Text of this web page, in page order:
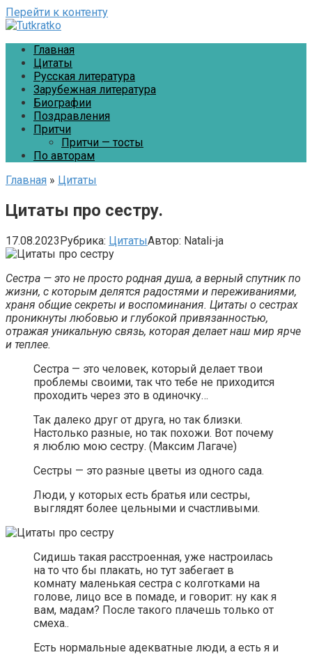
Перейти к контенту
Главная
Цитаты
Русская литература
Зарубежная литература
Биографии
Поздравления
Притчи
Притчи — тосты
По авторам
Главная » Цитаты
Цитаты про сестру.
17.08.2023Рубрика: ЦитатыАвтор: Natali-ja
Сестра — это не просто родная душа, а верный спутник по
жизни, с которым делятся радостями и переживаниями,
храня общие секреты и воспоминания. Цитаты о сестрах
проникнуты любовью и глубокой привязанностью,
отражая уникальную связь, которая делает наш мир ярче
и теплее.
Сестра — это человек, который делает твои
проблемы своими, так что тебе не приходится
проходить через это в одиночку…
Так далеко друг от друга, но так близки.
Настолько разные, но так похожи. Вот почему
я люблю мою сестру. (Максим Лагаче)
Сестры — это разные цветы из одного сада.
Люди, у которых есть братья или сестры,
выглядят более цельными и счастливыми.
Сидишь такая расстроенная, уже настроилась
на то что бы плакать, но тут забегает в
комнату маленькая сестра с колготками на
голове, лицо все в помаде, и говорит: ну как я
вам, мадам? После такого плачешь только от
смеха..
Есть нормальные адекватные люди, а есть я и